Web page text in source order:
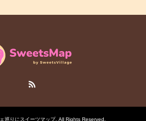
巡りにスイーツマップ. All Rights Reserved.